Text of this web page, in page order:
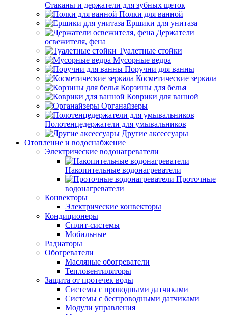
Стаканы и держатели для зубных щеток
Полки для ванной
Ершики для унитаза
Держатели
освежителя, фена
Туалетные стойки
Мусорные ведра
Поручни для ванны
Косметические зеркала
Корзины для белья
Коврики для ванной
Органайзеры
Полотенцедержатели для умывальников
Другие аксессуары
Отопление и водоснабжение
Электрические водонагреватели
Накопительные водонагреватели
Проточные
водонагреватели
Конвекторы
Электрические конвекторы
Кондиционеры
Сплит-системы
Мобильные
Радиаторы
Обогреватели
Масляные обогреватели
Тепловентиляторы
Защита от протечек воды
Системы с проводными датчиками
Системы с беспроводными датчиками
Модули управления